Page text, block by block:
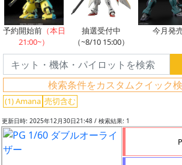
予約開始前（本日
21:00~）
抽選受付中
（~8/10 15:00）
今月発
検索条件をカスタムクイック
(1) Amana 売切含む
索
グ
レ
ド
ス
更新日時: 2025年12月30日21:48 / 検索結果: 1